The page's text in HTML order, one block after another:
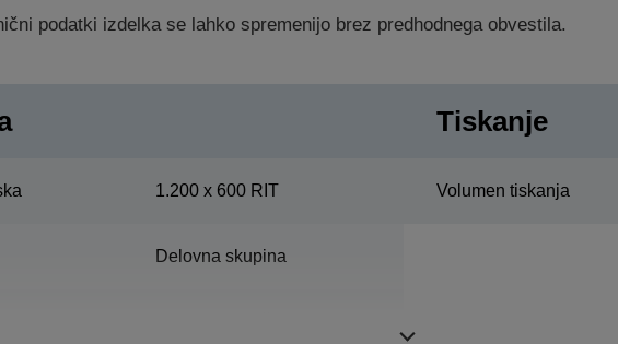
podatki izdelka se lahko spremenijo brez predhodnega obvestila.
1.200 x 600 RIT
Delovna skupina
Tiskanje
Volumen tiskanja